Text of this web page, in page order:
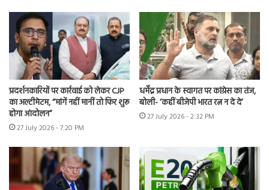
प्रदर्शनकारियों पर कार्रवाई को लेकर CJP
का अल्टीमेटम, “मांगें नहीं मानीं तो फिर शुरू
होगा आंदोलन”
27 July 2026 - 7:20 PM
धर्मेंद्र प्रधान के स्वागत पर कांग्रेस का तंज,
बोली- ‘कहीं बीजेपी भारत रत्न न दे दे’
27 July 2026 - 2:32 PM